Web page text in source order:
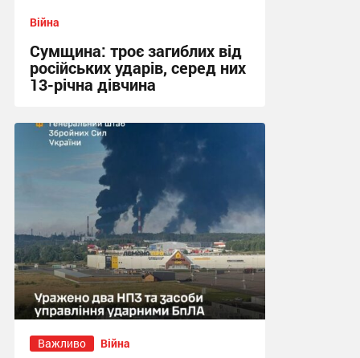
Війна
Сумщина: троє загиблих від
російських ударів, серед них
13-річна дівчина
11:39 сьогодні
Важливо Війна